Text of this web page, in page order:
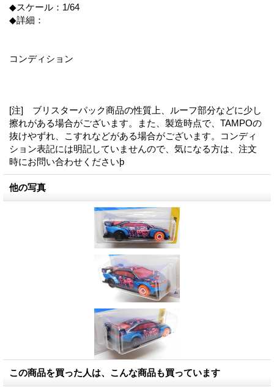
◆スケール：1/64
◆詳細：
コンディション
[注] ブリスターパック商品の性質上、ルーフ部分などに少し
擦れがある場合がございます。また、製造時点で、TAMPOの
抜けやずれ、こすれなどがある場合がございます。コンディ
ション表記には明記していませんので、気になる方は、注文
時にお問い合わせくださいϸ
他の写真
この商品を買った人は、こんな商品も買っています